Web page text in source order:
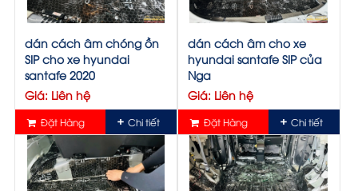
dán cách âm chóng ồn
SIP cho xe hyundai
santafe 2020
Giá: Liên hệ
Đặt Hàng Chi tiết
dán cách âm cho xe
hyundai santafe SIP của
Nga
Giá: Liên hệ
Đặt Hàng Chi tiết